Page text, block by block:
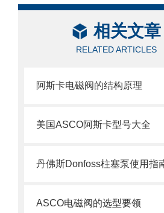
相关文章
RELATED ARTICLES
阿斯卡电磁阀的结构原理
美国ASCO阿斯卡型号大全
ASCO电磁阀的选型要领